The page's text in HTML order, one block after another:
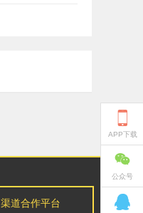
渠道合作平台

APP下载

公众号
